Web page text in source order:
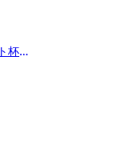
杯